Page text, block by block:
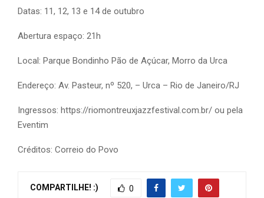
Datas: 11, 12, 13 e 14 de outubro
Abertura espaço: 21h
Local: Parque Bondinho Pão de Açúcar, Morro da Urca
Endereço: Av. Pasteur, nº 520, – Urca – Rio de Janeiro/RJ
Ingressos: https://riomontreuxjazzfestival.com.br/ ou pela
Eventim
Créditos: Correio do Povo
COMPARTILHE! :) 0